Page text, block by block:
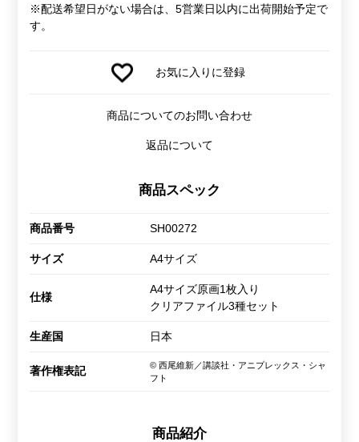
※配送希望日がない場合は、5営業日以内に出荷開始予定で
す。
お気に入りに登録
商品についてのお問い合わせ
返品について
商品スペック
商品番号 SH00272
サイズ A4サイズ
仕様
A4サイズ原画1枚入り
クリアファイル3種セット
生産国 日本
著作権表記
© 西尾維新／講談社・アニプレックス・シャ
フト
商品紹介